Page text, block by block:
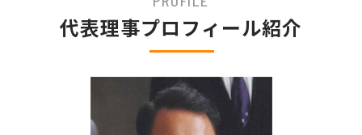
代表理事プロフィール紹介